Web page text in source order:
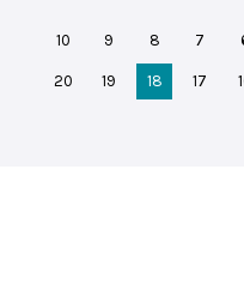
7
8
9
10
17
18
19
20